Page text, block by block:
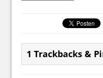
1 Trackbacks &